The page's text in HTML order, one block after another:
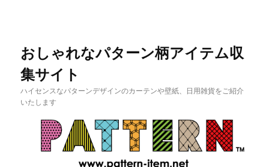
おしゃれなパターン柄アイテム収
集サイト
ハイセンスなパターンデザインのカーテンや壁紙、日用雑貨をご紹介
いたします